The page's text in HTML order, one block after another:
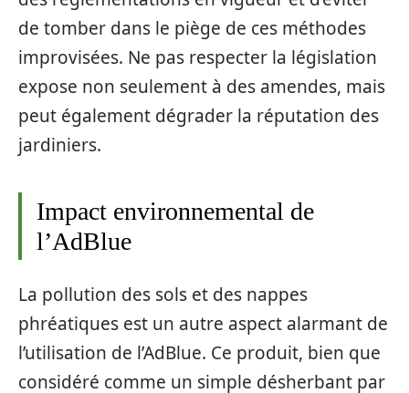
de tomber dans le piège de ces méthodes
improvisées. Ne pas respecter la législation
expose non seulement à des amendes, mais
peut également dégrader la réputation des
jardiniers.
Impact environnemental de
l’AdBlue
La pollution des sols et des nappes
phréatiques est un autre aspect alarmant de
l’utilisation de l’AdBlue. Ce produit, bien que
considéré comme un simple désherbant par